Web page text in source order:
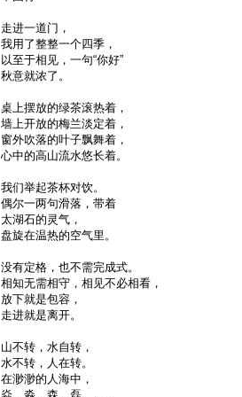
走进一道门，
我用了整整一个四季，
以至于相见，一句“你好”
秋意就浓了。
桌上摆放的绿茶滚热着，
墙上开放的梅兰淡定着，
窗外吹落的叶子飘舞着，
心中的高山流水悠长着。
我们举起茶杯对饮。
偶尔一两句滑落，带着
太湖石的灵气，
盘旋在温热的空气里。
没有定格，也不需完成式。
相知无需相守，相见不必相看，
放下就是包容，
走进就是离开。
山不转，水自转，
水不转，人在转。
在渺渺的人海中，